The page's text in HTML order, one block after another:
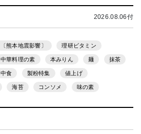
2026.08.06付
〔熊本地震影響〕 理研ビタミン
中華料理の素 本みりん 麺 抹茶
中食 製粉特集 値上げ
海苔 コンソメ 味の素